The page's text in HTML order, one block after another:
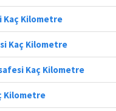
Kaç Kilometre
Kaç Kilometre
Kaç Kilometre
Kilometre